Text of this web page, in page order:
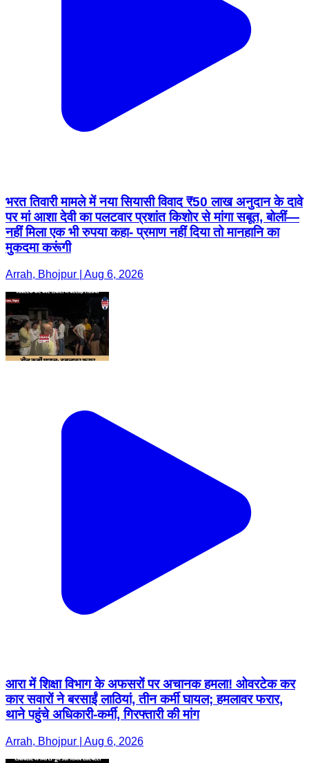
भरत तिवारी मामले में नया सियासी विवाद ₹50 लाख अनुदान के दावे
पर मां आशा देवी का पलटवार प्रशांत किशोर से मांगा सबूत, बोलीं—
नहीं मिला एक भी रुपया कहा- प्रमाण नहीं दिया तो मानहानि का
मुकदमा करूंगी
Arrah, Bhojpur | Aug 6, 2026
आरा में शिक्षा विभाग के अफसरों पर अचानक हमला! ओवरटेक कर
कार सवारों ने बरसाईं लाठियां, तीन कर्मी घायल; हमलावर फरार,
थाने पहुंचे अधिकारी-कर्मी, गिरफ्तारी की मांग
Arrah, Bhojpur | Aug 6, 2026